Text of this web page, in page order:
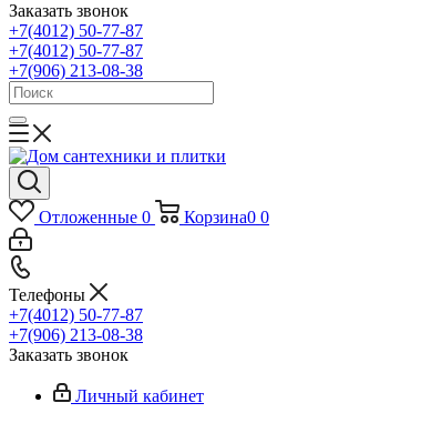
Заказать звонок
+7(4012) 50-77-87
+7(4012) 50-77-87
+7(906) 213-08-38
Отложенные 0 Корзина0 0
Телефоны
+7(4012) 50-77-87
+7(906) 213-08-38
Заказать звонок
Личный кабинет